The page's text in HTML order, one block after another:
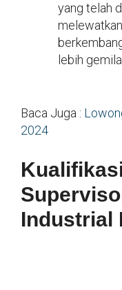
yang telah
lebih
Baca Juga :
2024
Industrial